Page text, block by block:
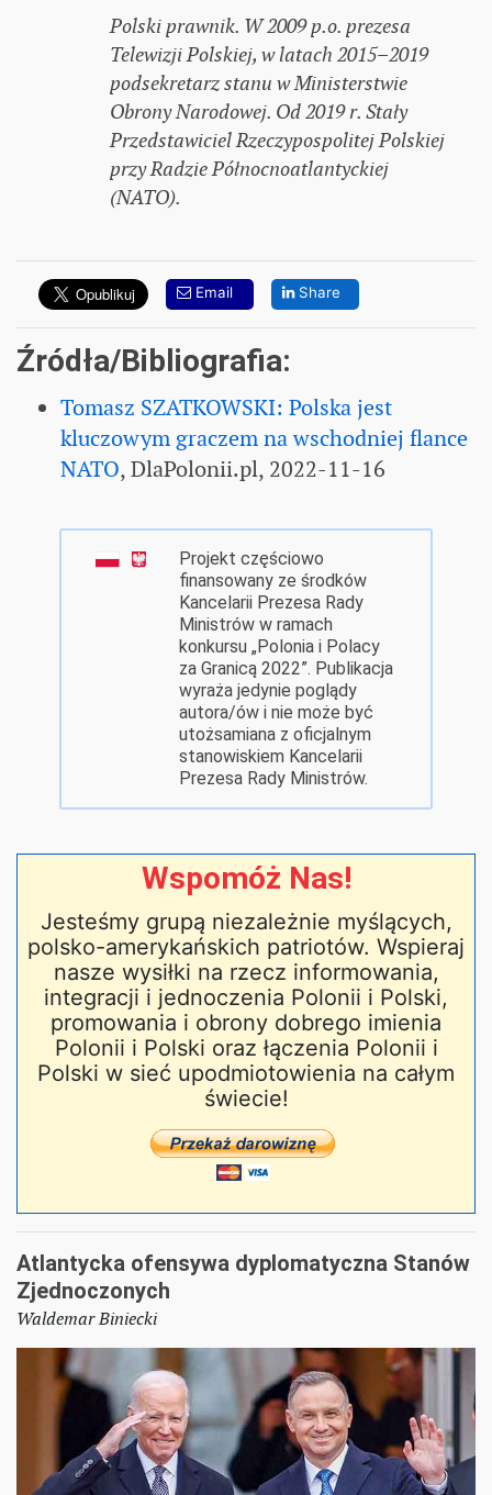
Polski prawnik. W 2009 p.o. prezesa
Telewizji Polskiej, w latach 2015–2019
podsekretarz stanu w Ministerstwie
Obrony Narodowej. Od 2019 r. Stały
Przedstawiciel Rzeczypospolitej Polskiej
przy Radzie Północnoatlantyckiej
(NATO).
Email Share
Źródła/Bibliografia:
Tomasz SZATKOWSKI: Polska jest
kluczowym graczem na wschodniej flance
NATO, DlaPolonii.pl, 2022-11-16
Projekt częściowo
finansowany ze środków
Kancelarii Prezesa Rady
Ministrów w ramach
konkursu „Polonia i Polacy
za Granicą 2022”. Publikacja
wyraża jedynie poglądy
autora/ów i nie może być
utożsamiana z oficjalnym
stanowiskiem Kancelarii
Prezesa Rady Ministrów.
Wspomóż Nas!
Jesteśmy grupą niezależnie myślących,
polsko-amerykańskich patriotów. Wspieraj
nasze wysiłki na rzecz informowania,
integracji i jednoczenia Polonii i Polski,
promowania i obrony dobrego imienia
Polonii i Polski oraz łączenia Polonii i
Polski w sieć upodmiotowienia na całym
świecie!
Atlantycka ofensywa dyplomatyczna Stanów
Zjednoczonych
Waldemar Biniecki